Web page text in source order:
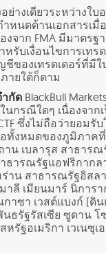
ย่างเดียวระหว่างใบ
ำหนดด้านเอกสารเ
งจาก FMA มีมาตรฐ
หรับเงื่อนไขการเทร
ชีของเทรดเดอร์ที่มี
ายใต้ก็ตาม
ำกัด BlackBull
นกรณีใดๆ เนื่องจาก
ซึ่งไม่ถือว่ายอมรับ
ทั้งหมดของภูมิภาค
น เบลารุส สาธารณ
ธารณรัฐแอฟริกากล
ร่าน สาธารณรัฐอิสล
าลี เมียนมาร์ นิการ
าซา เวสต์แบงก์ (ดิ
นธรัฐรัสเซีย ซูดาน โ
หรัฐอเมริกา เวเนซุเ